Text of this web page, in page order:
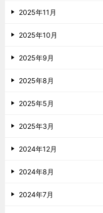
2025年11月
2025年10月
2025年9月
2025年8月
2025年5月
2025年3月
2024年12月
2024年8月
2024年7月